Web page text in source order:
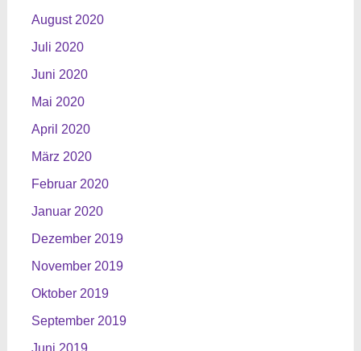
August 2020
Juli 2020
Juni 2020
Mai 2020
April 2020
März 2020
Februar 2020
Januar 2020
Dezember 2019
November 2019
Oktober 2019
September 2019
Juni 2019